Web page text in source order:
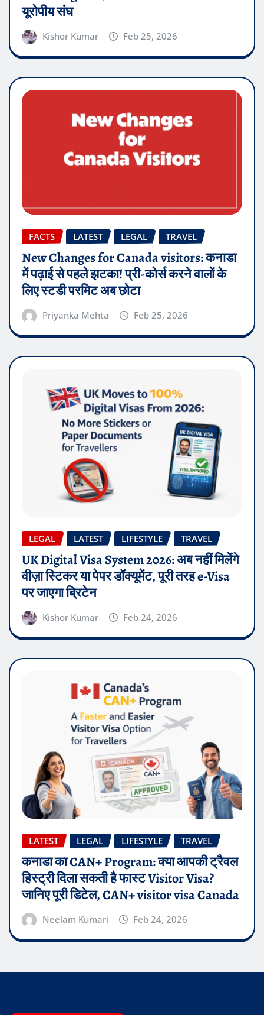
यूरोपीय संघ
Kishor Kumar Feb 25, 2026
FACTS LATEST LEGAL TRAVEL
New Changes for Canada visitors: कनाडा
में पढ़ाई से पहले झटका! प्री-कोर्स करने वालों के
लिए स्टडी परमिट अब छोटा
Priyanka Mehta Feb 25, 2026
LEGAL LATEST LIFESTYLE TRAVEL
UK Digital Visa System 2026: अब नहीं मिलेंगे
वीज़ा स्टिकर या पेपर डॉक्यूमेंट, पूरी तरह e-Visa
पर जाएगा ब्रिटेन
Kishor Kumar Feb 24, 2026
LATEST LEGAL LIFESTYLE TRAVEL
कनाडा का CAN+ Program: क्या आपकी ट्रैवल
हिस्ट्री दिला सकती है फास्ट Visitor Visa?
जानिए पूरी डिटेल, CAN+ visitor visa Canada
Neelam Kumari Feb 24, 2026